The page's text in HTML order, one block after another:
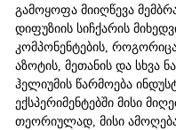
გამოყოფა მიიღწევა
დიფუზიის სიჩქარის
კომპონენტების,
აზოტის, მეთანის და სხვა
ჰელიუმის წარმოება
ექსპერიმენტებში მისი
თეორიულად, მისი